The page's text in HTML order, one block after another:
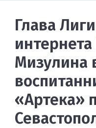
Глава
Мизулина
«Артека»